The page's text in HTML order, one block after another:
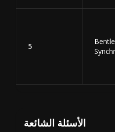
5
الأسئلة الشائعة